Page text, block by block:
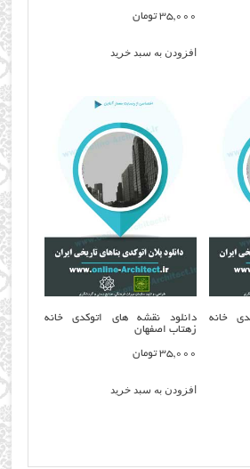
35,000 تومان
افزودن به سبد خرید
خانه
دانلود نقشه های اتوکدی خانه
زهتاب اصفهان
35,000 تومان
افزودن به سبد خرید